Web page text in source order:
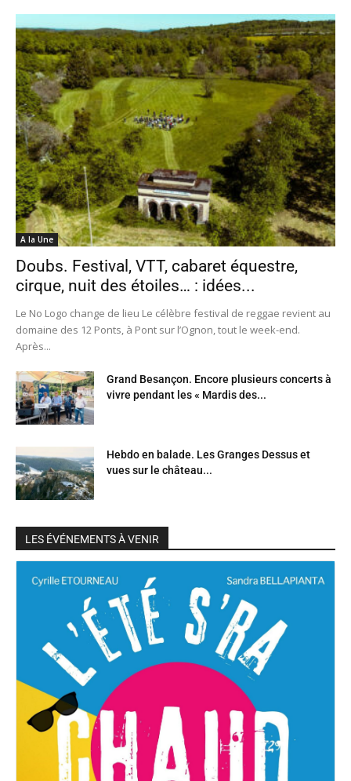
A la Une
Doubs. Festival, VTT, cabaret équestre,
cirque, nuit des étoiles… : idées...
Le No Logo change de lieu Le célèbre festival de reggae revient au
domaine des 12 Ponts, à Pont sur l’Ognon, tout le week-end.
Après...
Grand Besançon. Encore plusieurs concerts à
vivre pendant les « Mardis des...
Hebdo en balade. Les Granges Dessus et
vues sur le château...
LES ÉVÉNEMENTS À VENIR